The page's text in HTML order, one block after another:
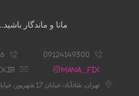
مانا و ماندگار
09124149300
Mana__fix
تهران، شادآباد،